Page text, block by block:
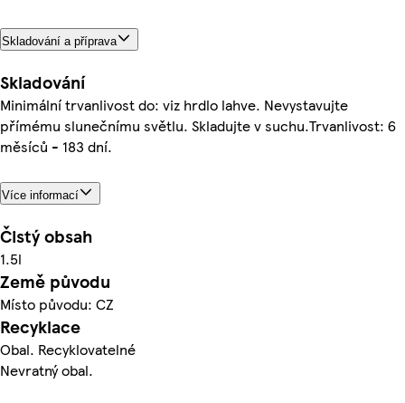
Skladování a příprava
Skladování
Minimální trvanlivost do: viz hrdlo lahve. Nevystavujte
přímému slunečnímu světlu. Skladujte v suchu.Trvanlivost: 6
měsíců - 183 dní.
Více informací
Čistý obsah
1.5l
Země původu
Místo původu: CZ
Recyklace
Obal. Recyklovatelné
Nevratný obal.